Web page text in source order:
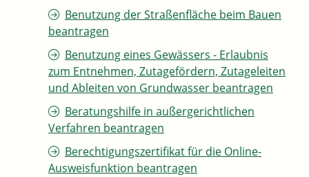
Benutzung der Straßenfläche beim Bauen
beantragen
Benutzung eines Gewässers - Erlaubnis
zum Entnehmen, Zutagefördern, Zutageleiten
und Ableiten von Grundwasser beantragen
Beratungshilfe in außergerichtlichen
Verfahren beantragen
Berechtigungszertifikat für die Online-
Ausweisfunktion beantragen